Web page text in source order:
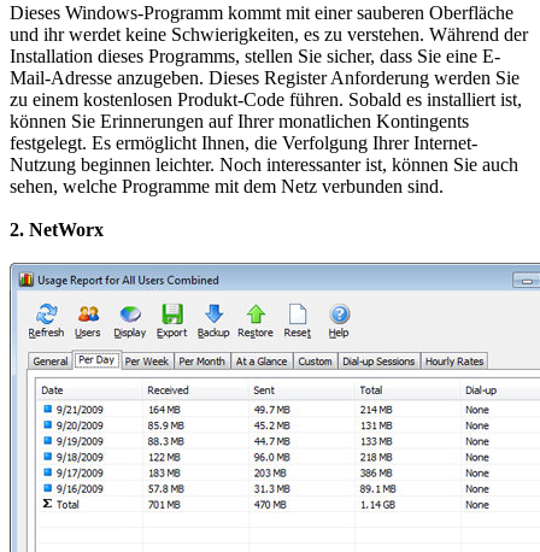
Dieses Windows-Programm kommt mit einer sauberen Oberfläche
und ihr werdet keine Schwierigkeiten, es zu verstehen. Während der
Installation dieses Programms, stellen Sie sicher, dass Sie eine E-
Mail-Adresse anzugeben. Dieses Register Anforderung werden Sie
zu einem kostenlosen Produkt-Code führen. Sobald es installiert ist,
können Sie Erinnerungen auf Ihrer monatlichen Kontingents
festgelegt. Es ermöglicht Ihnen, die Verfolgung Ihrer Internet-
Nutzung beginnen leichter. Noch interessanter ist, können Sie auch
sehen, welche Programme mit dem Netz verbunden sind.
2. NetWorx